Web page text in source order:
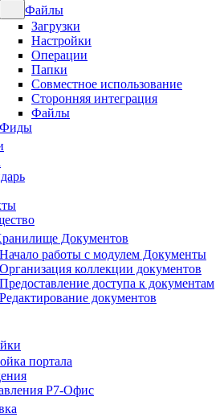
Файлы
Загрузки
Настройки
Операции
Папки
Совместное использование
Сторонняя интеграция
Файлы
Фиды
Документов
Начало работы с модулем Документы
Организация коллекции документов
Предоставление доступа к документам
Редактирование документов
портала
Р7-Офис